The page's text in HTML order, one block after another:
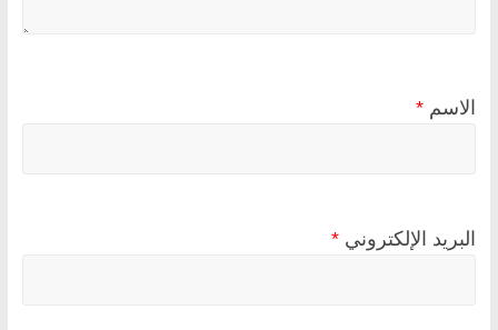
الاسم *
البريد الإلكتروني *